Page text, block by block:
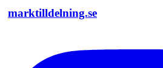
marktilldelning.se